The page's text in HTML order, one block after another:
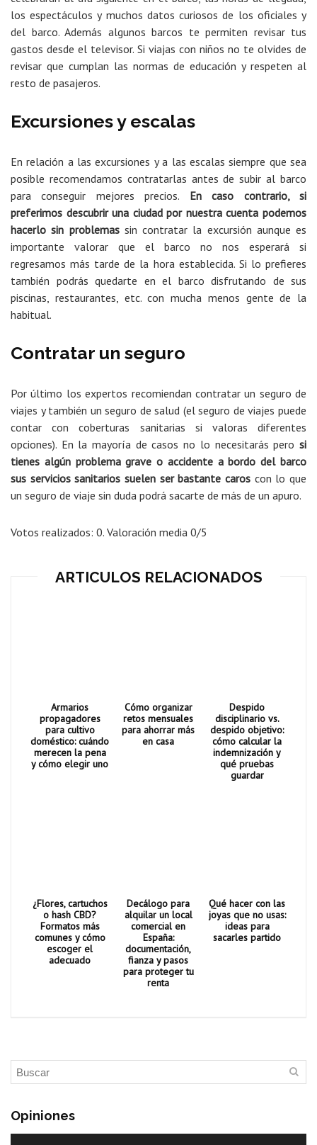
los espectáculos y muchos datos curiosos de los oficiales y
del barco. Además algunos barcos te permiten revisar tus
gastos desde el televisor. Si viajas con niños no te olvides de
revisar que cumplan las normas de educación y respeten al
resto de pasajeros.
Excursiones y escalas
En relación a las excursiones y a las escalas siempre que sea
posible recomendamos contratarlas antes de subir al barco
para conseguir mejores precios. En caso contrario, si
preferimos descubrir una ciudad por nuestra cuenta podemos
hacerlo sin problemassin contratar la excursión aunque es
importante valorar que el barco no nos esperará si
regresamos más tarde de la hora establecida. Si lo prefieres
también podrás quedarte en el barco disfrutando de sus
piscinas, restaurantes, etc. con mucha menos gente de la
habitual.
Contratar un seguro
Por último los expertos recomiendan contratar un seguro de
viajes y también un seguro de salud (el seguro de viajes puede
contar con coberturas sanitarias si valoras diferentes
opciones). En la mayoría de casos no lo necesitarás pero si
tienes algún problema grave o accidente a bordo del barco
sus servicios sanitarios suelen ser bastante caros con lo que
un seguro de viaje sin duda podrá sacarte de más de un apuro.
Votos realizados: 0. Valoración media 0/5
ARTICULOS RELACIONADOS
Armarios
propagadores
para cultivo
doméstico: cuándo
merecen la pena
y cómo elegir uno
Cómo organizar
retos mensuales
para ahorrar más
en casa
Despido
disciplinario vs.
despido objetivo:
cómo calcular la
indemnización y
qué pruebas
guardar
¿Flores, cartuchos
o hash CBD?
Formatos más
comunes y cómo
escoger el
adecuado
Decálogo para
alquilar un local
comercial en
España:
documentación,
fianza y pasos
para proteger tu
renta
Qué hacer con las
joyas que no usas:
ideas para
sacarles partido
Opiniones